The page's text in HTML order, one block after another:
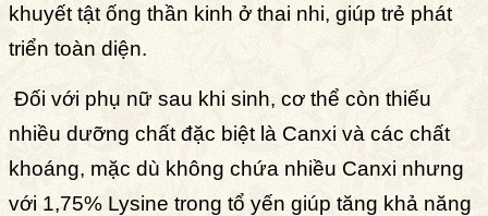
khuyết tật ống thần kinh ở thai nhi, giúp trẻ phát
triển toàn diện.
Đối với phụ nữ sau khi sinh, cơ thể còn thiếu
nhiều dưỡng chất đặc biệt là Canxi và các chất
khoáng, mặc dù không chứa nhiều Canxi nhưng
với 1,75% Lysine trong tổ yến giúp tăng khả năng